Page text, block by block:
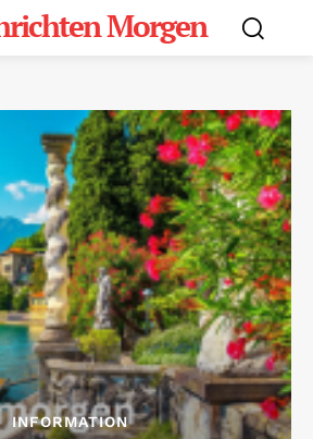
Morgen
INFORMATION